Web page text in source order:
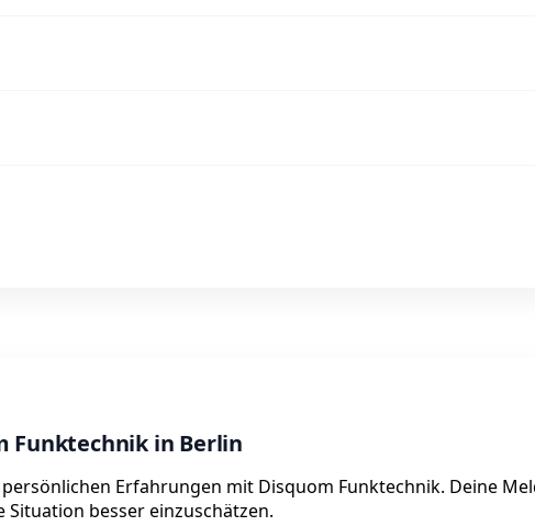
Funktechnik in Berlin
Erfahrungen mit Disquom Funktechnik. Deine
besser einzuschätzen.